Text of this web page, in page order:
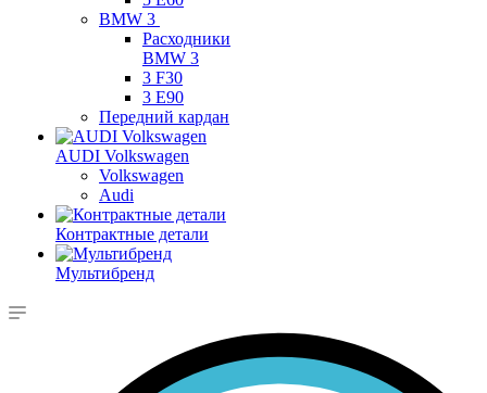
BMW 3
Расходники
BMW 3
3 F30
3 E90
Передний кардан
AUDI Volkswagen
Volkswagen
Audi
Контрактные детали
Мультибренд